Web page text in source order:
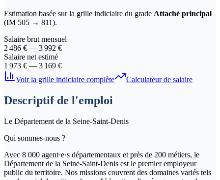
Estimation basée sur la grille indiciaire du grade Attaché principal
(IM 505 → 811).
Salaire brut mensuel
2 486 € — 3 992 €
Salaire net estimé
1 973 € — 3 169 €
Voir la grille indiciaire complète
Calculateur de salaire
Descriptif de l'emploi
Le Département de la Seine-Saint-Denis
Qui sommes-nous ?
Avec 8 000 agent·e·s départementaux et près de 200 métiers, le
Département de la Seine-Saint-Denis est le premier employeur
public du territoire. Nos missions couvrent des domaines variés tels